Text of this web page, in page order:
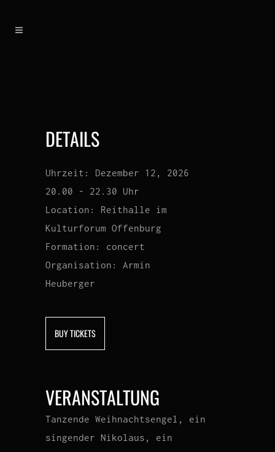
DETAILS
Uhrzeit:
Dezember 12, 2026
20.00 - 22.30 Uhr
Location:
Reithalle im
Kulturforum Offenburg
Formation:
concert
Organisation:
Armin
Heuberger
BUY TICKETS
VERANSTALTUNG
Tanzende Weihnachtsengel, ein
singender Nikolaus, ein